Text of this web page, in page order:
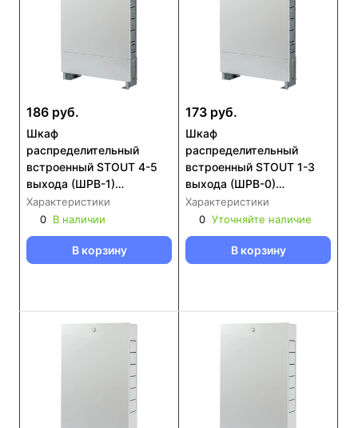
186 руб.
Шкаф
распределительный
встроенный STOUT 4-5
выхода (ШРВ-1)
670х125х496 (SCC-0002-
000045)
Характеристики
0 В наличии
В корзину
173 руб.
Шкаф
распределительный
встроенный STOUT 1-3
выхода (ШРВ-0)
670х125х404 (SCC-0002-
000013)
Характеристики
0 Уточняйте наличие
В корзину